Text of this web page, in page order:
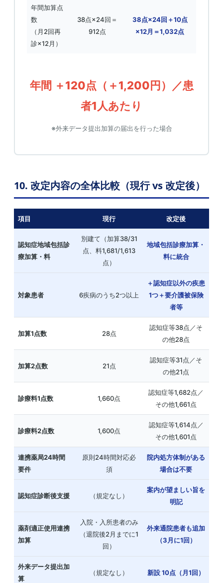
年間加算点
数
（月2回再
診×12月）
38点×24回＝
912点
38点×24回＋10点
×12月＝1,032点
年間 ＋120点（＋1,200円）／患
者1人あたり
※外来データ提出加算の届出を行った場合
10. 改定内容の全体比較（現行 vs 改定後）
項目 現行 改定後
認知症地域包括診
療加算・料
別建て（加算38/31
点、料1,681/1,613
点）
地域包括診療加算・
料に統合
対象患者 6疾病のうち2つ以上
＋認知症以外の疾患
1つ＋要介護被保険
者等
加算1点数 28点
認知症等38点／そ
の他28点
加算2点数 21点
認知症等31点／そ
の他21点
診療料1点数 1,660点
認知症等1,682点／
その他1,661点
診療料2点数 1,600点
認知症等1,614点／
その他1,601点
連携薬局24時間
要件
原則24時間対応必
須
院内処方体制がある
場合は不要
認知症診断後支援 （規定なし）
案内が望ましい旨を
明記
薬剤適正使用連携
加算
入院・入所患者のみ
（退院後2月までに1
回）
外来通院患者も追加
（3月に1回）
外来データ提出加
算
（規定なし） 新設 10点（月1回）